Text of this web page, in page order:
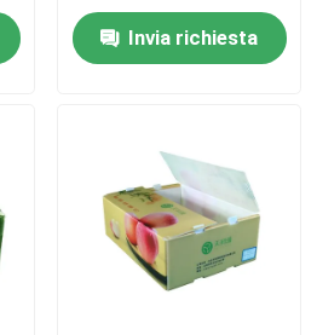
Broccoli Aubergine
Ginger BoxInvia richiesta